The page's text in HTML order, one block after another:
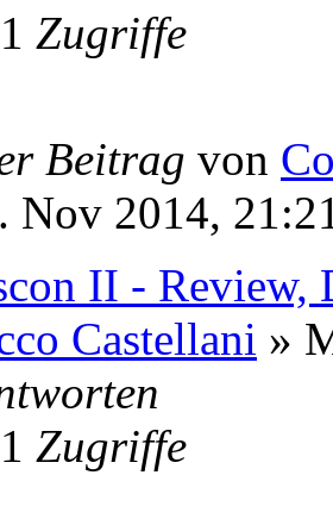
Zugriffe
Beitrag von
Nov 2014,
II - Review,
Castellani »
Zugriffe